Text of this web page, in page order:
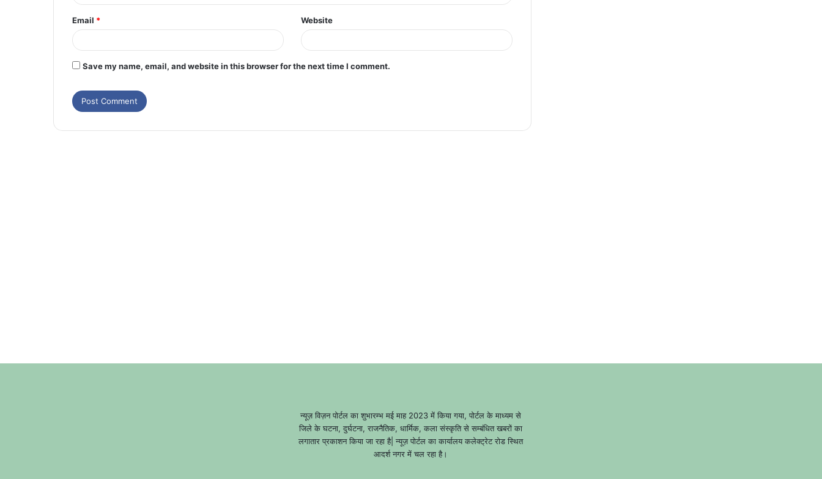
Email * Website
Save my name, email, and website in this browser for the next time I comment.
न्यूज़ विज़न पोर्टल का शुभारम्भ मई माह 2023 में किया गया, पोर्टल के माध्यम से
जिले के घटना, दुर्घटना, राजनैतिक, धार्मिक, कला संस्कृति से सम्बंधित खबरों का
लगातार प्रकाशन किया जा रहा है| न्यूज़ पोर्टल का कार्यालय कलेक्ट्रेट रोड स्थित
आदर्श नगर में चल रहा है।